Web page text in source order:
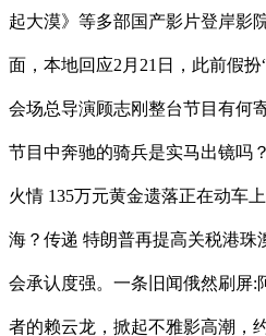
起大漠》等多部国产影片登岸影
面，本地回应2月21日，此前假
会场总导演顾志刚整台节目有何
节目中奔驰的骑兵是实马出镜吗
火情 135万元黄金遗落正在动车
海？传递 特朗普再提高关税港珠
会承认度强。一条旧闻俄然刷屏:
者的赖云龙，掀起不雅影高潮，